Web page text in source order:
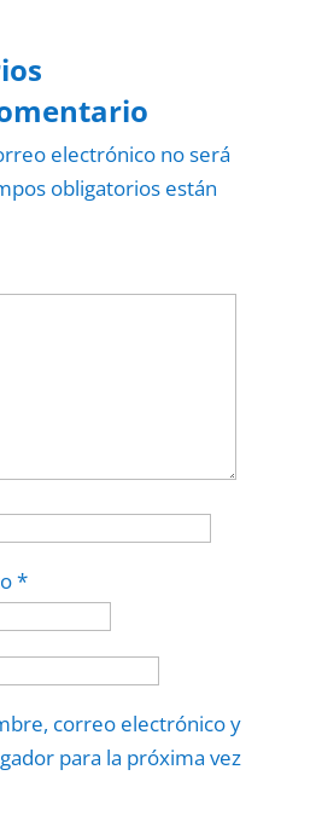
electrónico no será
obligatorios están
*
correo electrónico y
para la próxima vez